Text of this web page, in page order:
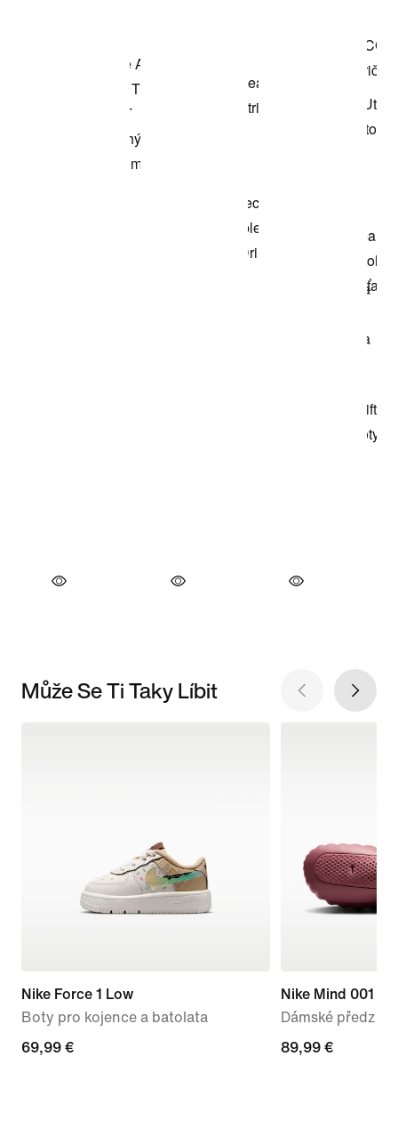
Může Se Ti Taky Líbit
Nike Force 1 Low
Boty pro kojence a batolata
69,99 €
69,99 €
Nike Mind 001
Dámské
89,99 €
89,99 €